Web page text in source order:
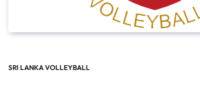
SRI LANKA VOLLEYBALL